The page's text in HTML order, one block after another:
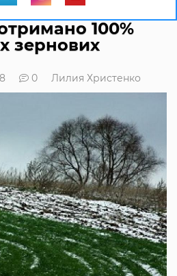
100%
зернових
0 Лилия Христенко